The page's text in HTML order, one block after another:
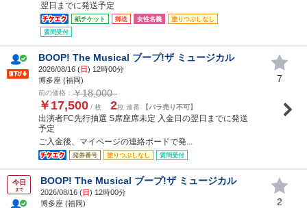
翌日までに発送予定
紙チケット 郵送 女性名義
塗りつぶしなし
質問受付
BOOP! The Musical ブープ!ザ ミュージカル
2026/08/16 (日) 12時00分
博多座 (福岡)
前の価格： ￥18,000
￥17,500 / 枚 2枚 連番 【バラ売り不可】
出演者FC先行抽選 S席座席未定 入金日の翌日までに発送
予定
ご入金後、マイページの連絡ボードで発...
発券番号 塗りつぶしなし 質問受付
7
今日
まで
BOOP! The Musical ブープ!ザ ミュージカル
2026/08/16 (日) 12時00分
博多座 (福岡)
2